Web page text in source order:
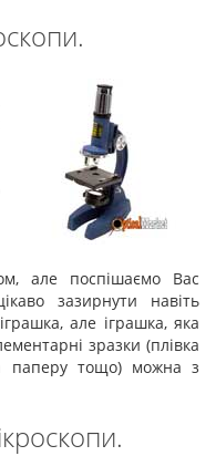
але поспішаємо Вас
зазирнути навіть
але іграшка, яка
зразки (плівка
паперу тощо) можна з